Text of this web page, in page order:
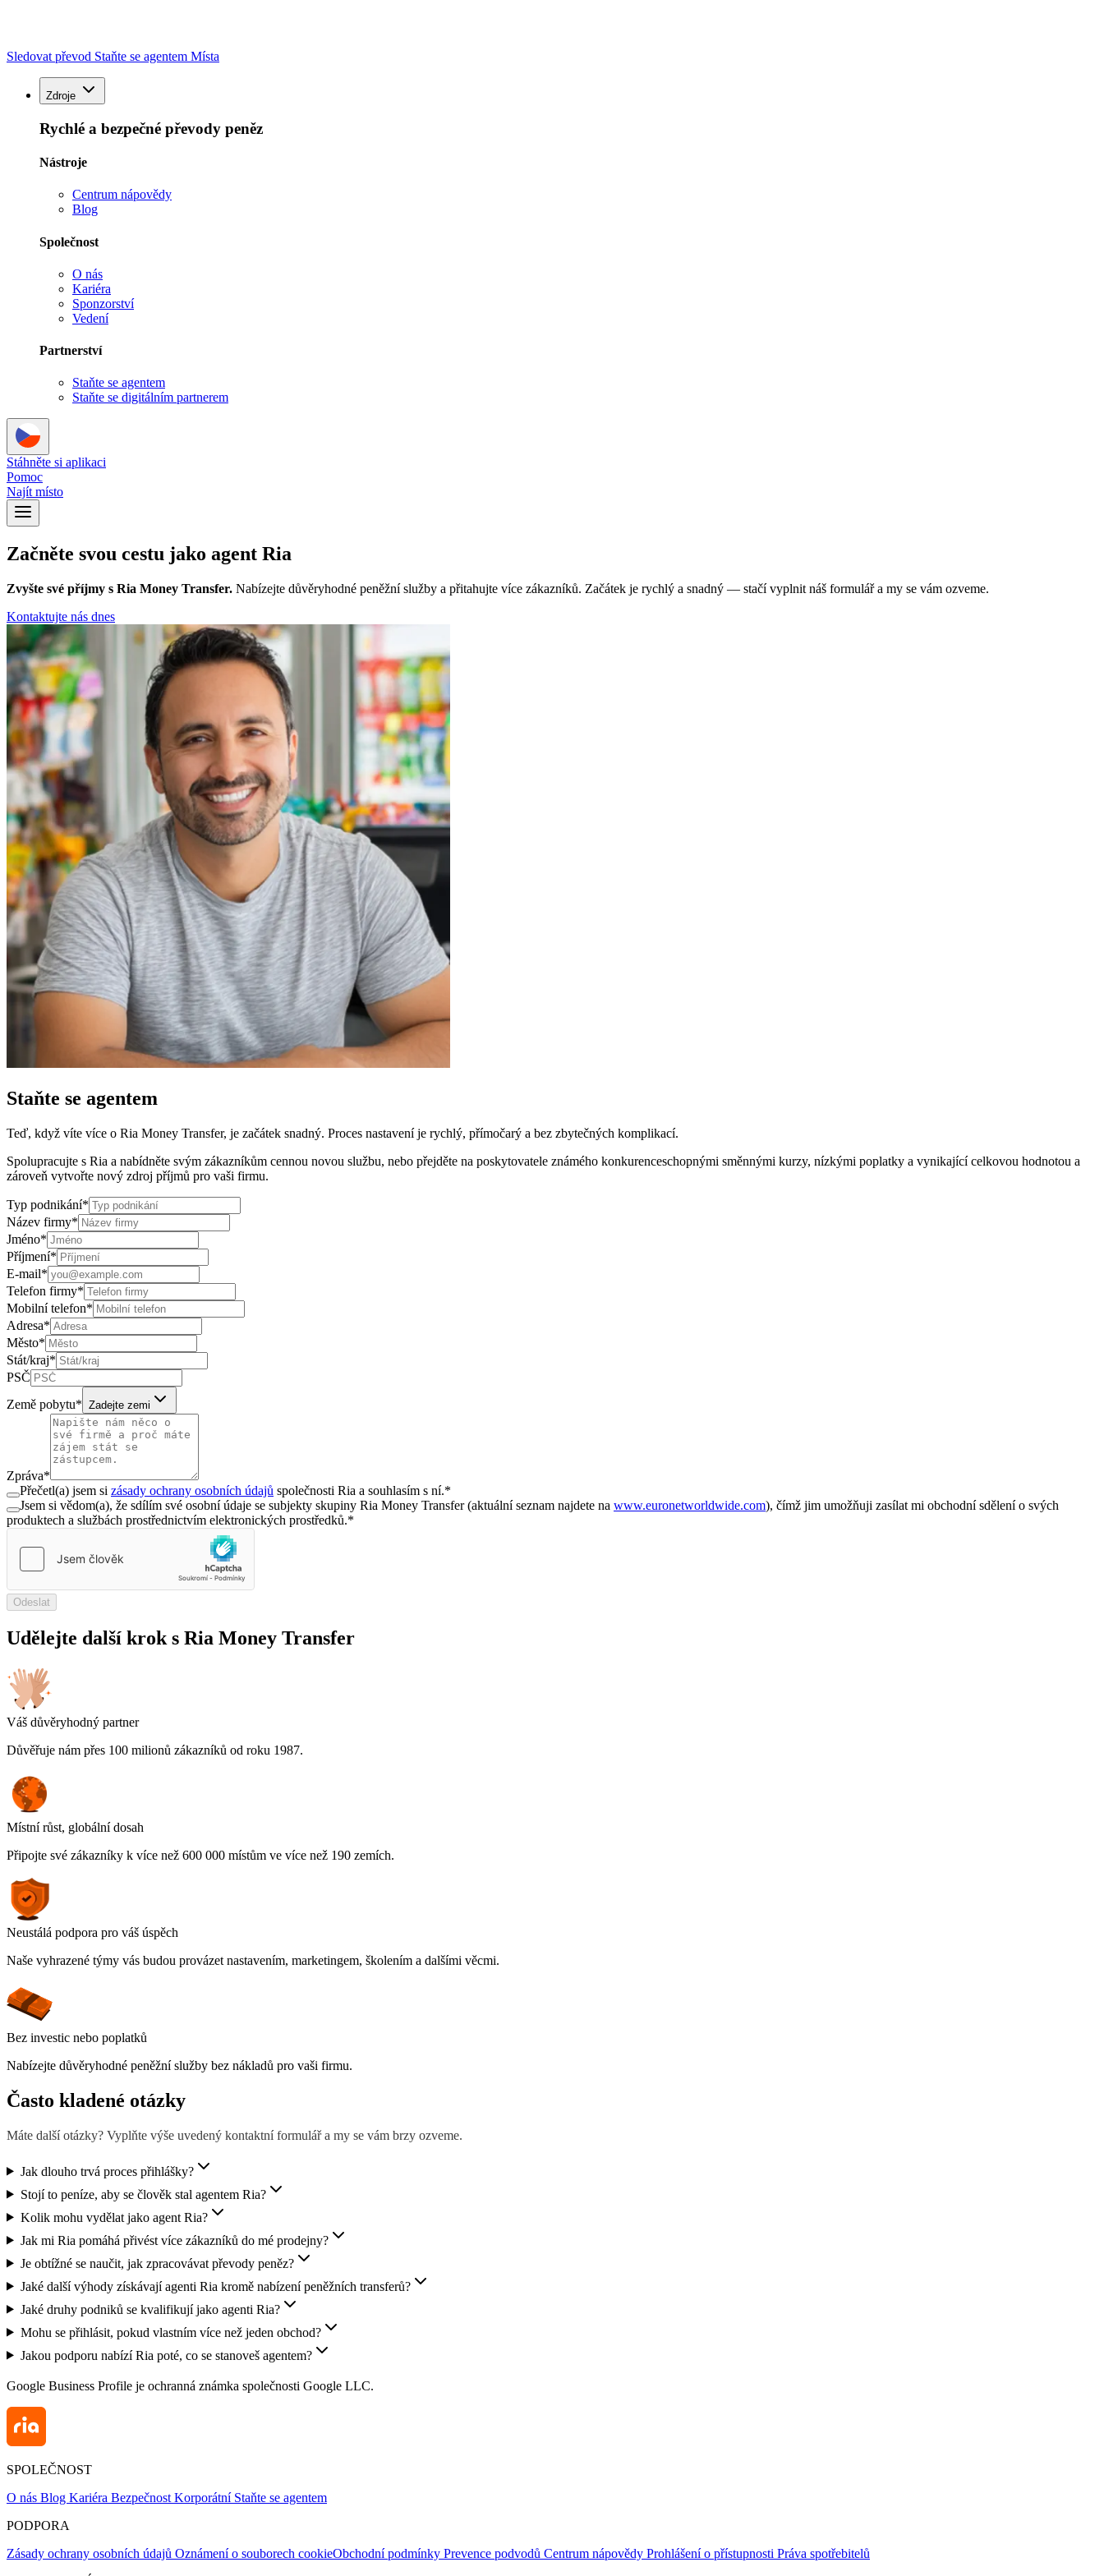
Sledovat převod Staňte se agentem Místa
Zdroje
Rychlé a bezpečné převody peněz
Nástroje
Centrum nápovědy
Blog
Společnost
O nás
Kariéra
Sponzorství
Vedení
Partnerství
Staňte se agentem
Staňte se digitálním partnerem
Stáhněte si aplikaci
Pomoc
Najít místo
Začněte svou cestu jako agent Ria
Zvyšte své příjmy s Ria Money Transfer. Nabízejte důvěryhodné peněžní služby a přitahujte více zákazníků. Začátek je rychlý a snadný — stačí vyplnit náš formulář a my se vám ozveme.
Kontaktujte nás dnes
Staňte se agentem
Teď, když víte více o Ria Money Transfer, je začátek snadný. Proces nastavení je rychlý, přímočarý a bez zbytečných komplikací.
Spolupracujte s Ria a nabídněte svým zákazníkům cennou novou službu, nebo přejděte na poskytovatele známého konkurenceschopnými směnnými kurzy, nízkými poplatky a vynikající celkovou hodnotou a
zároveň vytvořte nový zdroj příjmů pro vaši firmu.
Typ podnikání*
Název firmy*
Jméno*
Příjmení*
E-mail*
Telefon firmy*
Mobilní telefon*
Adresa*
Město*
Stát/kraj*
PSČ
Země pobytu* Zadejte zemi
Zpráva*
Přečetl(a) jsem si zásady ochrany osobních údajů společnosti Ria a souhlasím s ní.*
Jsem si vědom(a), že sdílím své osobní údaje se subjekty skupiny Ria Money Transfer (aktuální seznam najdete na www.euronetworldwide.com), čímž jim umožňuji zasílat mi obchodní sdělení o svých
produktech a službách prostřednictvím elektronických prostředků.*
Odeslat
Udělejte další krok s Ria Money Transfer
Váš důvěryhodný partner
Důvěřuje nám přes 100 milionů zákazníků od roku 1987.
Místní růst, globální dosah
Připojte své zákazníky k více než 600 000 místům ve více než 190 zemích.
Neustálá podpora pro váš úspěch
Naše vyhrazené týmy vás budou provázet nastavením, marketingem, školením a dalšími věcmi.
Bez investic nebo poplatků
Nabízejte důvěryhodné peněžní služby bez nákladů pro vaši firmu.
Často kladené otázky
Máte další otázky? Vyplňte výše uvedený kontaktní formulář a my se vám brzy ozveme.
Jak dlouho trvá proces přihlášky?
Stojí to peníze, aby se člověk stal agentem Ria?
Kolik mohu vydělat jako agent Ria?
Jak mi Ria pomáhá přivést více zákazníků do mé prodejny?
Je obtížné se naučit, jak zpracovávat převody peněz?
Jaké další výhody získávají agenti Ria kromě nabízení peněžních transferů?
Jaké druhy podniků se kvalifikují jako agenti Ria?
Mohu se přihlásit, pokud vlastním více než jeden obchod?
Jakou podporu nabízí Ria poté, co se stanoveš agentem?
Google Business Profile je ochranná známka společnosti Google LLC.
SPOLEČNOST
O nás Blog Kariéra BezpečnostKorporátní Staňte se agentem
PODPORA
Zásady ochrany osobních údajů Oznámení o souborech cookieObchodní podmínky Prevence podvodů Centrum nápovědy Prohlášení o přístupnosti Práva spotřebitelů